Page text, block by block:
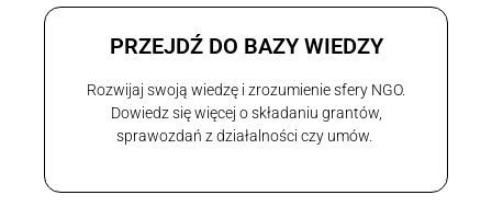
PRZEJDŹ DO BAZY WIEDZY
Rozwijaj swoją wiedzę i zrozumienie sfery NGO.
Dowiedz się więcej o składaniu grantów,
sprawozdań z działalności czy umów.